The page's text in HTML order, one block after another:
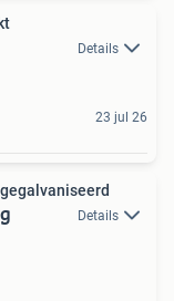
Details
23 jul 26
Details